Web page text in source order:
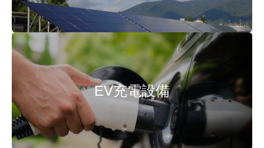
EV充電設備